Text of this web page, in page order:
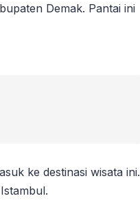
Demak. Pantai ini
ke destinasi wisata ini.